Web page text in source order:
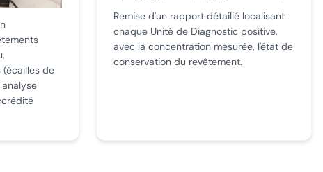
(écailles de
Remise d'un rapport détaillé localisant
chaque Unité de Diagnostic positive,
avec la concentration mesurée, l'état de
conservation du revêtement.